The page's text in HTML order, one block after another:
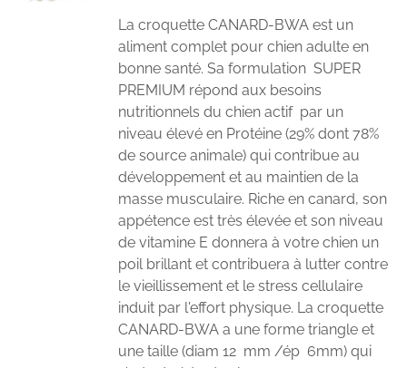
La croquette CANARD-BWA est un
aliment complet pour chien adulte en
bonne santé. Sa formulation SUPER
PREMIUM répond aux besoins
nutritionnels du chien actif par un
niveau élevé en Protéine (29% dont 78%
de source animale) qui contribue au
développement et au maintien de la
masse musculaire. Riche en canard, son
appétence est très élevée et son niveau
de vitamine E donnera à votre chien un
poil brillant et contribuera à lutter contre
le vieillissement et le stress cellulaire
induit par l'effort physique. La croquette
CANARD-BWA a une forme triangle et
une taille (diam 12 mm /ép 6mm) qui